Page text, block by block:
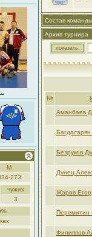
М
273
чужих
3
Состав команды
Архив турнира
№
Аманбаев
Безруков
Дунец
Жаров Егор
Перемитин
Филиппов